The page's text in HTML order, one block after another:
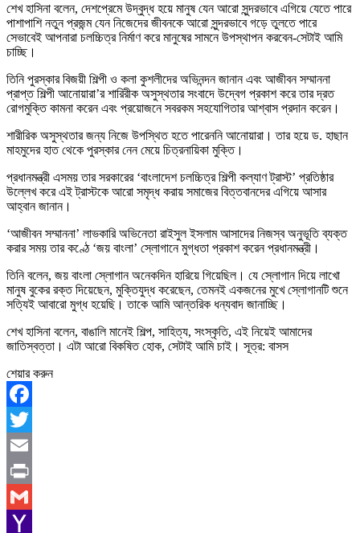
শেখ হাসিনা বলেন, দেশপ্রেমে উদ্বুদ্ধ হয়ে মানুষ যেন আরো সুন্দরভাবে এগিয়ে যেতে পারে
পাশাপাশি নতুন প্রজন্ম যেন নিজেদের জীবনকে আরো সুন্দরভাবে গড়ে তুলতে পারে
সেভাবেই আপনারা চলচ্চিত্র নির্মাণ করে মানুষের সামনে উপস্থাপন করবেন-সেটাই আমি
চাচ্ছি।
তিনি পুরস্কার বিজয়ী শিল্পী ও কলা কুশলীদের অভিনন্দন জানান এবং আজীবন সম্মাননা
প্রাপ্ত শিল্পী আনোয়ারা’র শারিরীক অসুস্থতার সংবাদে উদ্বেগ প্রকাশ করে তার দ্রত
রোগমুক্তি কামনা করেন এবং প্রয়োজনে সবরকম সহযোগিতার আশ্বাস প্রদান করেন।
শারীরিক অসুস্থতার জন্য নিজে উপস্থিত হতে পারেননি আনোয়ারা। তার হয়ে ড. হাছান
মাহমুদের হাত থেকে পুরস্কার নেন মেয়ে চিত্রনায়িকা মুক্তি।
প্রধানমন্ত্রী এসময় তার সরকারের ‘বাংলাদেশ চলচ্চিত্র শিল্পী কল্যাণ ট্রাস্ট’ প্রতিষ্ঠার
উল্লেখ করে এই ট্রাস্টকে আরো সমৃদ্ধ করায় সমাজের বিত্তবানদের এগিয়ে আসার
আহ্বান জানান।
‘আজীবন সম্মাননা’ লাভকারি অভিনেতা রাইসুল ইসলাম আসাদের নিজস্ব অনুভূতি ব্যক্ত
করার সময় তার কণ্ঠে ‘জয় বাংলা’ স্লোগানে মুগ্ধতা প্রকাশ করেন প্রধানমন্ত্রী।
তিনি বলেন, জয় বাংলা স্লোগান অনেকদিন হারিয়ে গিয়েছিল। যে স্লোগান দিয়ে লাখো
মানুষ বুকের রক্ত দিয়েছেন, মুক্তিযুদ্ধ করেছেন, তেমনই একজনের মুখে স্লোগানটি শুনে
সত্যিই আবারো মুগ্ধ হয়েছি। তাকে আমি আন্তরিক ধন্যবাদ জানাচ্ছি।
শেখ হাসিনা বলেন, বাঙালি মানেই শিল্প, সাহিত্য, সংস্কৃতি, এই নিয়েই আমাদের
জাতিস্বত্তা। এটা আরো বিকষিত হোক, সেটাই আমি চাই। সূত্র: বাসস
শেয়ার করুন
Facebook
Twitter
Email
Print
Gmail